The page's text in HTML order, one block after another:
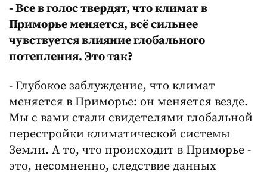
- Все в голос твердят, что климат в
Приморье меняется, всё сильнее
чувствуется влияние глобального
потепления. Это так?
- Глубокое заблуждение, что климат
меняется в Приморье: он меняется везде.
Мы с вами стали свидетелями глобальной
перестройки климатической системы
Земли. А то, что происходит в Приморье -
это, несомненно, следствие данных